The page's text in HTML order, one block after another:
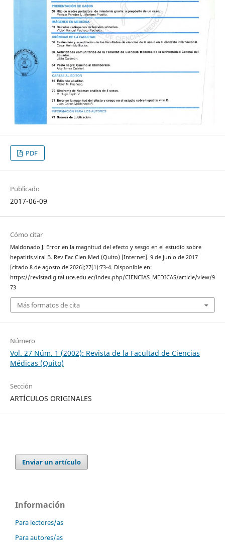
PDF
Publicado
2017-06-09
Cómo citar
Maldonado J. Error en la magnitud del efecto y sesgo en el estudio sobre
hepatitis viral B. Rev Fac Cien Med (Quito) [Internet]. 9 de junio de 2017
[citado 8 de agosto de 2026];27(1):73-4. Disponible en:
https://revistadigital.uce.edu.ec/index.php/CIENCIAS_MEDICAS/article/view/9
73
Más formatos de cita
Número
Vol. 27 Núm. 1 (2002): Revista de la Facultad de Ciencias
Médicas (Quito)
Sección
ARTÍCULOS ORIGINALES
Enviar un artículo
Información
Para lectores/as
Para autores/as